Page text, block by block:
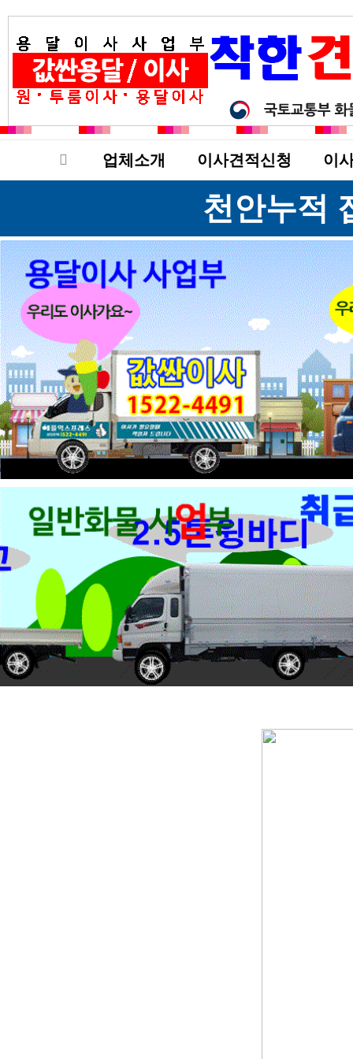
업체소개 이사견적신청 이
천안누적